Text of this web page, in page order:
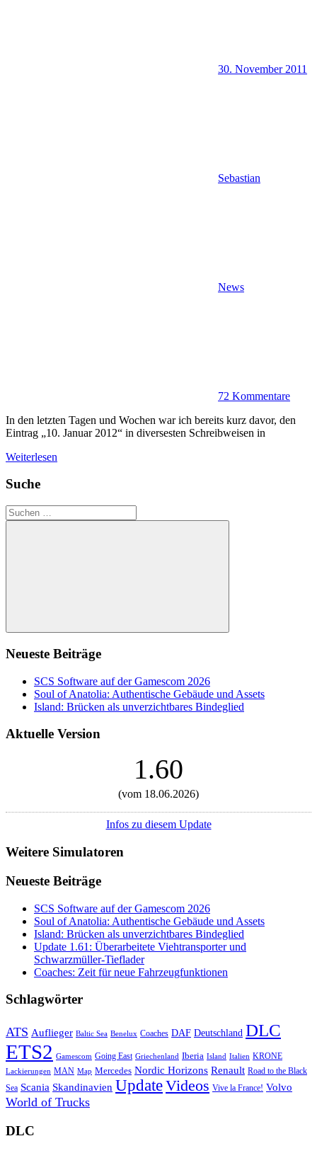
30. November 2011
Sebastian
News
72 Kommentare
In den letzten Tagen und Wochen war ich bereits kurz davor, den
Eintrag „10. Januar 2012“ in diversesten Schreibweisen in
Weiterlesen
Suche
Suchen
nach:
Suchen
Neueste Beiträge
SCS Software auf der Gamescom 2026
Soul of Anatolia: Authentische Gebäude und Assets
Island: Brücken als unverzichtbares Bindeglied
Aktuelle Version
1.60
(vom 18.06.2026)
Infos zu diesem Update
Weitere Simulatoren
Neueste Beiträge
SCS Software auf der Gamescom 2026
Soul of Anatolia: Authentische Gebäude und Assets
Island: Brücken als unverzichtbares Bindeglied
Update 1.61: Überarbeitete Viehtransporter und
Schwarzmüller-Tieflader
Coaches: Zeit für neue Fahrzeugfunktionen
Schlagwörter
ATS Auflieger Baltic Sea Benelux Coaches DAF Deutschland DLC
ETS2 Gamescom Going East Griechenland Iberia Island Italien KRONE
Lackierungen MAN Map Mercedes Nordic Horizons Renault Road to the Black
Sea Scania Skandinavien UpdateVideos Vive la France! Volvo
World of Trucks
DLC